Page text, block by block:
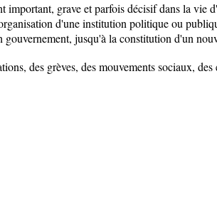
important, grave et parfois décisif dans la vie
d'une institution politique ou
jusqu'à la constitution d'un
des grèves, des mouvements sociaux, des